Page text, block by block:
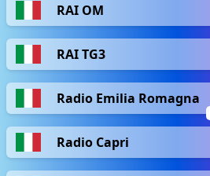
RAI OM
RAI TG3
Radio Emilia Romagna
Radio Capri